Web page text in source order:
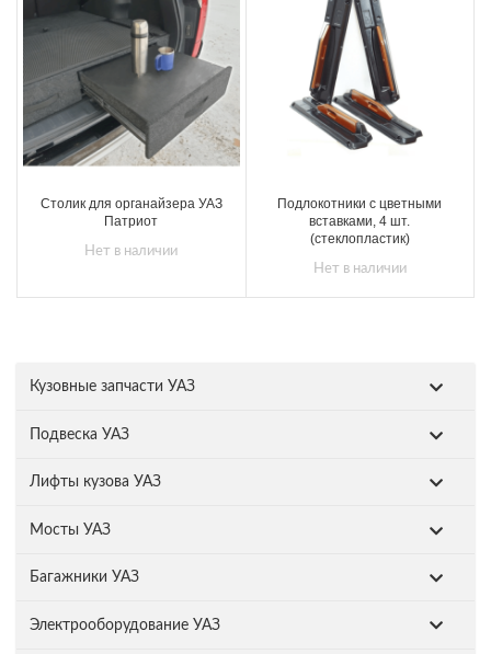
Кузовные запчасти УАЗ
Подвеска УАЗ
Лифты кузова УАЗ
Мосты УАЗ
Багажники УАЗ
Электрооборудование УАЗ
Столик для органайзера УАЗ
Патриот
Нет в наличии
Подлокотники с цветными
вставками, 4 шт.
(стеклопластик)
Нет в наличии